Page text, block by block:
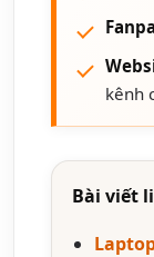
kênh
Bài viết